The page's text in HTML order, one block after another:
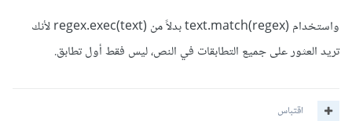
واستخدام text.match(regex) بدلاً من regex.exec(text) لأنك
تريد العثور على جميع التطابقات في النص، ليس فقط أول تطابق.
اقتباس